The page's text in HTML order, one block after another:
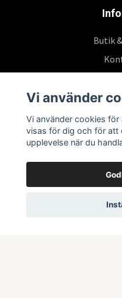
Butik
Prenumerera
Vi använder
Vi använder cookies
visas för dig och för att
upplevelse när du